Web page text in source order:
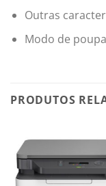
Outras
Modo de
PRODUTOS